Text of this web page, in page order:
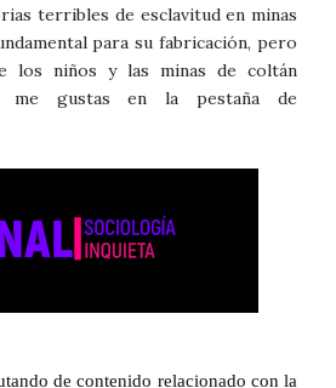
terribles de esclavitud en minas
para su fabricación, pero
los niños y las minas de coltán
me gustas en la pestaña de
de contenido relacionado con la